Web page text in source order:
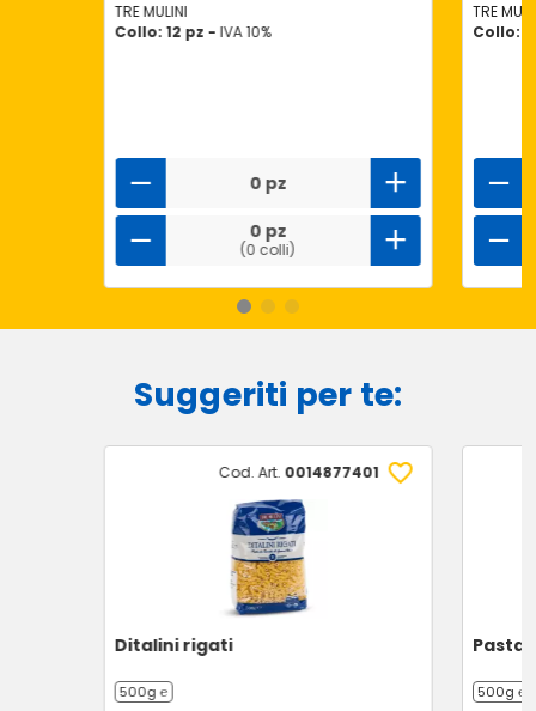
TRE MULINI
Collo: 12 pz - IVA 10%
0 pz
0 pz
(0 colli)
TRE
Collo:
Suggeriti per te:
Cod. Art. 0014877401
Ditalini rigati
500g ℮
Pasta
500g ℮